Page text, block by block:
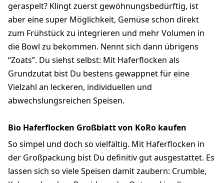
geraspelt? Klingt zuerst gewöhnungsbedürftig, ist
aber eine super Möglichkeit, Gemüse schon direkt
zum Frühstück zu integrieren und mehr Volumen in
die Bowl zu bekommen. Nennt sich dann übrigens
“Zoats”. Du siehst selbst: Mit Haferflocken als
Grundzutat bist Du bestens gewappnet für eine
Vielzahl an leckeren, individuellen und
abwechslungsreichen Speisen.
Bio Haferflocken Großblatt von KoRo kaufen
So simpel und doch so vielfältig. Mit Haferflocken in
der Großpackung bist Du definitiv gut ausgestattet. Es
lassen sich so viele Speisen damit zaubern: Crumble,